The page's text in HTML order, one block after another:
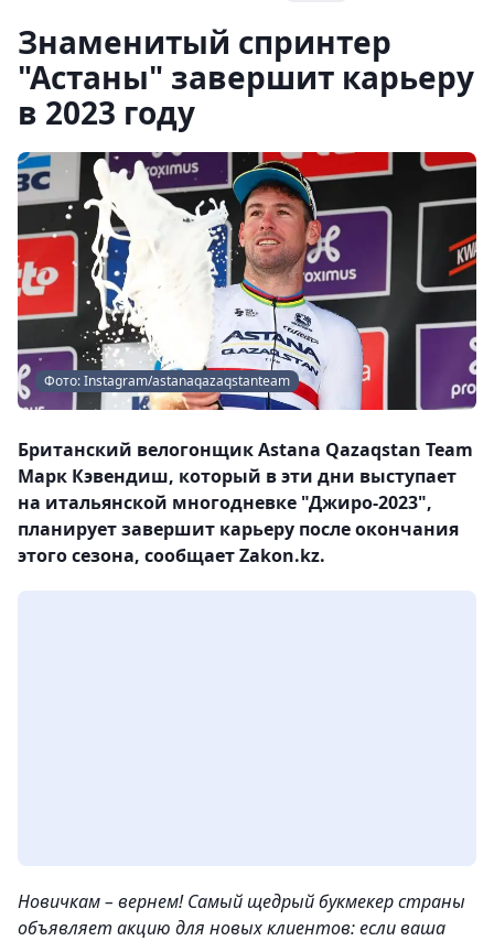
Знаменитый спринтер
"Астаны" завершит карьеру
в 2023 году
Фото: Instagram/astanaqazaqstanteam
Британский велогонщик Astana Qazaqstan Team
Марк Кэвендиш, который в эти дни выступает
на итальянской многодневке "Джиро-2023",
планирует завершит карьеру после окончания
этого сезона, сообщает Zakon.kz.
Новичкам – вернем! Самый щедрый букмекер страны
объявляет акцию для новых клиентов: если ваша